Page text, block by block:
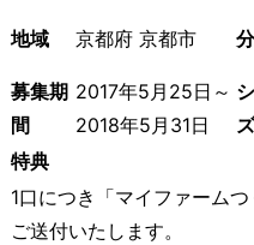
地域 京都府 京都市
募集期
間
2017年5月25日～
2018年5月31日
ズ
特典
1口につき「マイファーム
ご送付いたします。